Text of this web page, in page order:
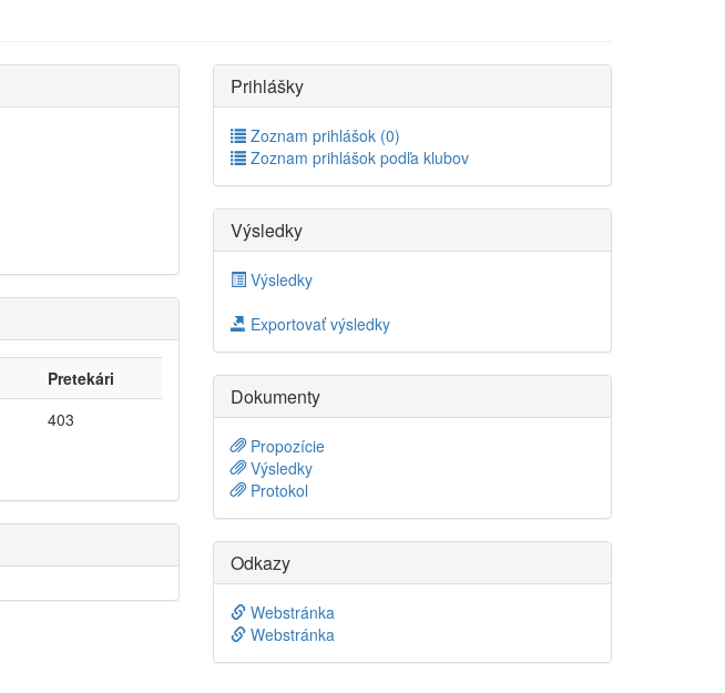
Pretekári
403
Prihlášky
Zoznam prihlášok (0)
Zoznam prihlášok podľa klubov
Výsledky
Výsledky
Exportovať výsledky
Dokumenty
Propozície
Výsledky
Protokol
Odkazy
Webstránka
Webstránka